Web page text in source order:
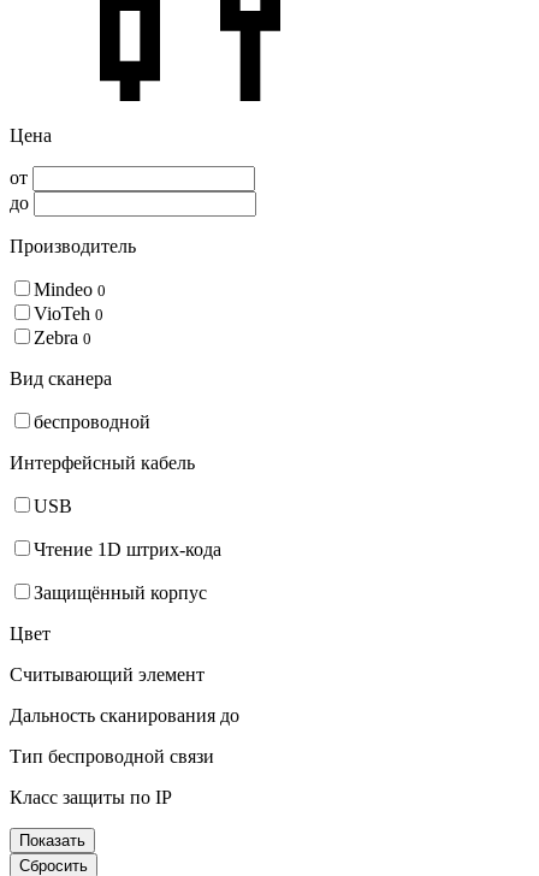
Цена
от
до
Производитель
Mindeo 0
VioTeh 0
Zebra 0
Вид сканера
беспроводной
Интерфейсный кабель
USB
Чтение 1D штрих-кода
Защищённый корпус
Цвет
Считывающий элемент
Дальность сканирования до
Тип беспроводной связи
Класс защиты по IP